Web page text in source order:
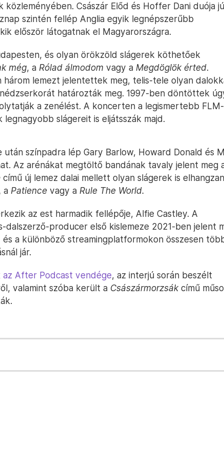
közleményében. Császár Előd és Hoffer Dani duója
szintén fellép Anglia egyik legnépszerűbb
először látogatnak el Magyarországra.
és olyan örökzöld slágerek köthetőek
még, a Rólad álmodom vagy a Megdöglök érted.
három lemezt jelentettek meg, telis-tele olyan
határozták meg. 1997-ben döntöttek
a zenélést. A koncerten a legismertebb FLM-
slágereit is eljátsszák majd.
színpadra lép Gary Barlow, Howard Donald és
Az arénákat megtöltő bandának tavaly jelent meg
című új lemez dalai mellett olyan slágerek is
a Patience vagy a Rule The World.
az est harmadik fellépője, Alfie Castley. A
dalszerző-producer első kislemeze 2021-ben jelent
és a különböző streamingplatformokon összesen
jár.
az After Podcast vendége, az interjú során beszélt
valamint szóba került a Császármorzsákcímű